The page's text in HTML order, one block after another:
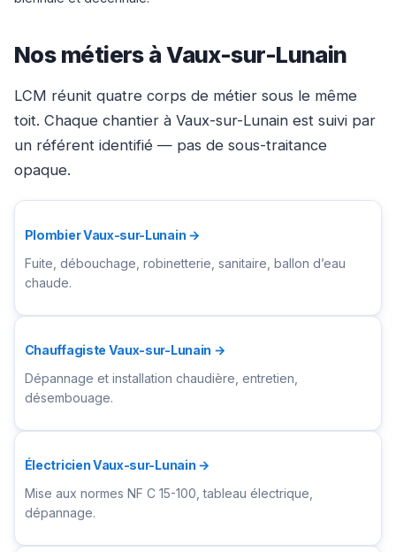
Nos métiers à Vaux-sur-Lunain
LCM réunit quatre corps de métier sous le même
toit. Chaque chantier à Vaux-sur-Lunain est suivi par
un référent identifié — pas de sous-traitance
opaque.
Plombier Vaux-sur-Lunain →
Fuite, débouchage, robinetterie, sanitaire, ballon d’eau
chaude.
Chauffagiste Vaux-sur-Lunain →
Dépannage et installation chaudière, entretien,
désembouage.
Électricien Vaux-sur-Lunain →
Mise aux normes NF C 15-100, tableau électrique,
dépannage.